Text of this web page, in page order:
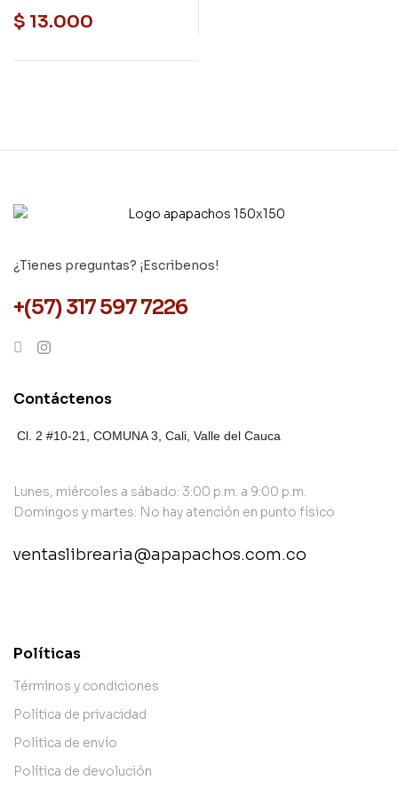
$ 13.000
¿Tienes preguntas? ¡Escribenos!
+(57) 317 597 7226
Contáctenos
Cl. 2 #10-21, COMUNA 3, Cali, Valle del Cauca
Lunes, miércoles a sábado: 3:00 p.m. a 9:00 p.m.
Domingos y martes: No hay atención en punto físico
ventaslibrearia@apapachos.com.co
Políticas
Términos y condiciones
Política de privacidad
Política de envío
Política de devolución